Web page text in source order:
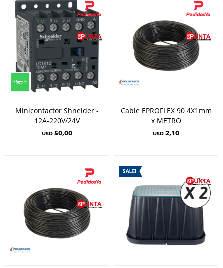
Minicontactor Shneider -
12A-220V/24V
USD 50,00
Cable EPROFLEX 90 4X1mm
x METRO
USD 2,10